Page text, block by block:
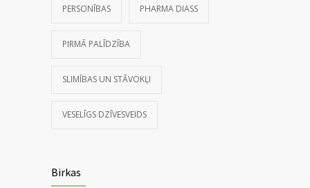
PERSONĪBAS PHARMA DIASS
PIRMĀ PALĪDZĪBA
SLIMĪBAS UN STĀVOKĻI
VESELĪGS DZĪVESVEIDS
Birkas